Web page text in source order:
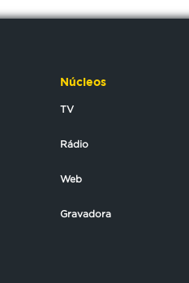
Núcleos
TV
Rádio
Web
Gravadora